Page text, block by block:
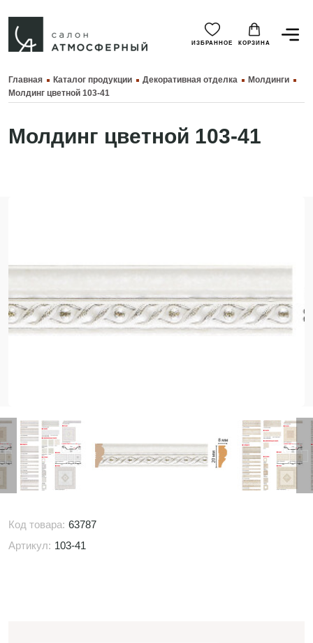
ИЗБРАННОЕ КОРЗИНА
Главная Каталог продукции Декоративная отделка
Молдинги
Молдинг цветной 103-41
Молдинг цветной 103-41
Код товара: 63787
Артикул: 103-41